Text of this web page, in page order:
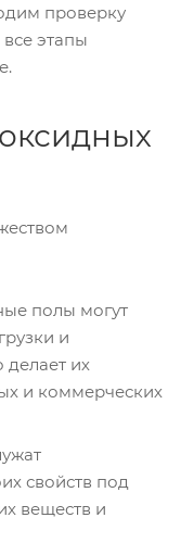
проверку
все этапы
полы могут
и
делает их
и коммерческих
свойств под
веществ и